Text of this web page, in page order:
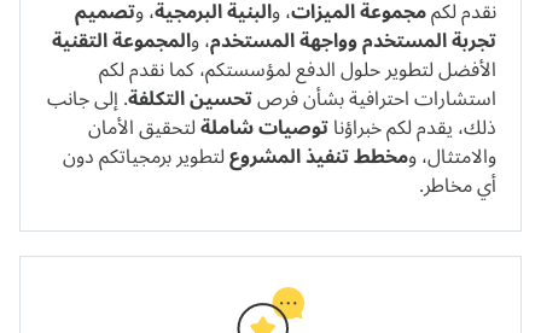
نقدم لكممجموعة الميزات، والبنية البرمجية، وتصميم
تجربة المستخدم وواجهة المستخدم، والمجموعة التقنية
الأفضل لتطوير حلول الدفع لمؤسستكم، كما نقدم لكم
استشارات احترافية بشأن فرصتحسين التكلفة. إلى جانب
ذلك، يقدم لكم خبراؤناتوصيات شاملةلتحقيق الأمان
والامتثال، ومخطط تنفيذ المشروعلتطوير برمجياتكم دون
أي مخاطر.